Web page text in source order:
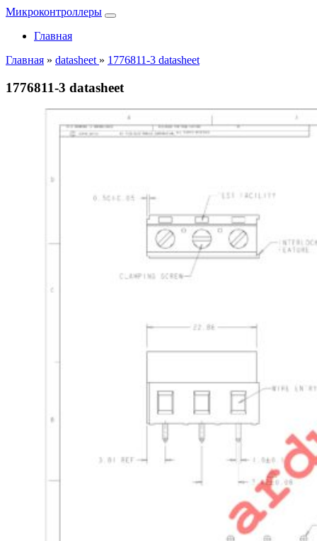
Микроконтроллеры
Главная
Главная » datasheet » 1776811-3 datasheet
1776811-3 datasheet